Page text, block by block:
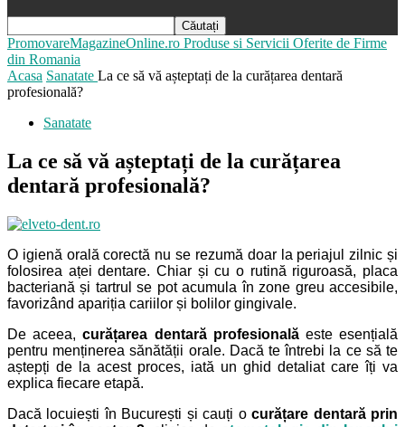
PromovareMagazineOnline.ro Produse si Servicii Oferite de Firme
din Romania
Acasa Sanatate La ce să vă așteptați de la curățarea dentară
profesională?
Sanatate
La ce să vă așteptați de la curățarea
dentară profesională?
O igienă orală corectă nu se rezumă doar la periajul zilnic și
folosirea aței dentare. Chiar și cu o rutină riguroasă, placa
bacteriană și tartrul se pot acumula în zone greu accesibile,
favorizând apariția cariilor și bolilor gingivale.
De aceea,curățarea dentară profesionalăeste esențială
pentru menținerea sănătății orale. Dacă te întrebi la ce să te
aștepți de la acest proces, iată un ghid detaliat care îți va
explica fiecare etapă.
Dacă locuiești în București și cauți ocurățare dentară prin